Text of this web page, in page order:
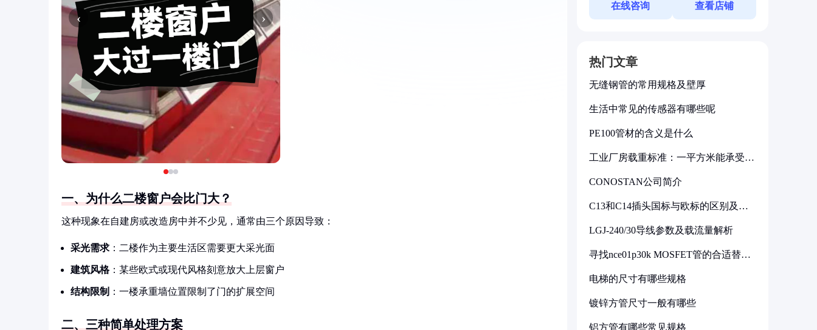
‹ ›
一、为什么二楼窗户会比门大？
这种现象在自建房或改造房中并不少见，通常由三个原因导致：
采光需求 ：二楼作为主要生活区需要更大采光面
建筑风格：某些欧式或现代风格刻意放大上层窗户
结构限制 ：一楼承重墙位置限制了门的扩展空间
二、三种简单处理方案
在线咨询 查看店铺
热门文章
无缝钢管的常用规格及壁厚
生活中常见的传感器有哪些呢
PE100管材的含义是什么
工业厂房载重标准：一平方米能承受多
CONOSTAN公司简介
C13和C14插头国标与欧标的区别及其
LGJ-240/30导线参数及载流量解析
寻找nce01p30k MOSFET管的合适替代
电梯的尺寸有哪些规格
镀锌方管尺寸一般有哪些
铝方管有哪些常见规格